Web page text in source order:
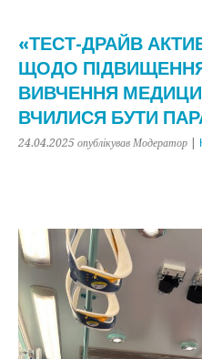
«ТЕСТ-ДРАЙВ
ЩОДО
ВИВЧЕННЯ
ВЧИЛИСЯ БУТИ
24.04.2025 опублікував Модератор